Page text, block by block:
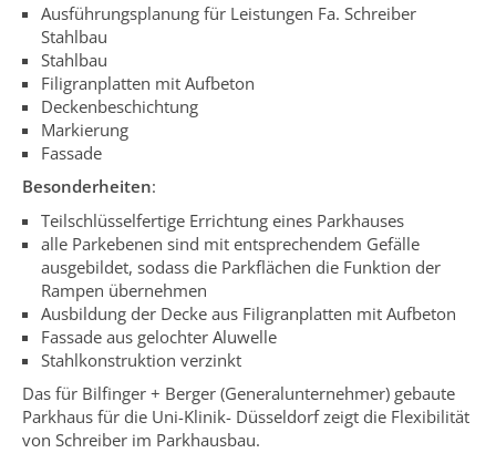
Ausführungsplanung für Leistungen Fa. Schreiber
Stahlbau
Stahlbau
Filigranplatten mit Aufbeton
Deckenbeschichtung
Markierung
Fassade
Besonderheiten:
Teilschlüsselfertige Errichtung eines Parkhauses
alle Parkebenen sind mit entsprechendem Gefälle
ausgebildet, sodass die Parkflächen die Funktion der
Rampen übernehmen
Ausbildung der Decke aus Filigranplatten mit Aufbeton
Fassade aus gelochter Aluwelle
Stahlkonstruktion verzinkt
Das für Bilfinger + Berger (Generalunternehmer) gebaute
Parkhaus für die Uni-Klinik- Düsseldorf zeigt die Flexibilität
von Schreiber im Parkhausbau.